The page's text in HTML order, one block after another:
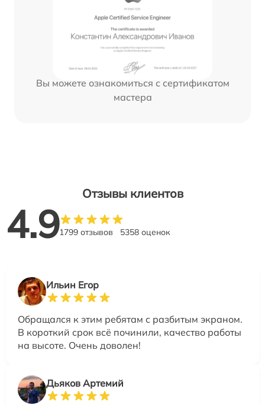
Вы можете ознакомиться с сертификатом
мастера
Отзывы клиентов
4.91799 отзывов 5358 оценок
Ильин Егор
Обращался к этим ребятам с разбитым экраном.
В короткий срок всё починили, качество работы
на высоте. Очень доволен!
Дьяков Артемий